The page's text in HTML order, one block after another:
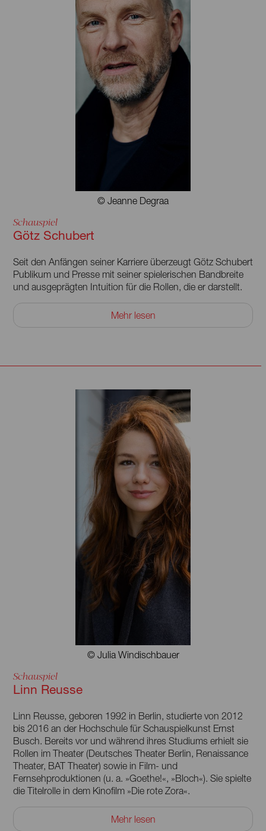
© Jeanne Degraa
Schauspiel
Götz Schubert
Seit den Anfängen seiner Karriere überzeugt Götz Schubert
Publikum und Presse mit seiner spielerischen Bandbreite
und ausgeprägten Intuition für die Rollen, die er darstellt.
Immer findet er mit einem tiefen Gespür für die Eigenarten
der Charaktere seinen eigenen Zugang, um das
Regisseure am Theater wie Alexander Lang, Amélie
Niermeyer, Herbert Fritsch, Jürgen Gosch, Karin Beier,
Peter Stein, Philipp Stölzl oder Thomas Langhoff früh
erkannt und den Schauspieler immer wieder in ihren
Inszenierungen besetzt.
Im Film überzeugte er das Publikum und die Presse in den
Zusammenarbeiten mit Ben Verbong, Christian
Schwochow, Edward Berger, Francis Meletzky, Isabell
Kleefeld, Matti Geschonneck, Robert Schwentke, Till
Franzen oder Lars Kraume. Mit Lars Kraume ist es über die
Jahre zu vielen preisgekrönten Filmen gekommen, wie
»Das schweigende Klassenzimmer«, »Der Staat gegen Fritz
Bauer« oder »Gott nach Ferdinand von Schirach«.
Er spielt an wichtigen deutschsprachigen Theatern,
darunter Berliner Ensemble, Deutsches Theater Berlin,
Maxim Gorki Theater, Residenztheater München,
Schauspielhaus Hamburg. Seit Anbeginn seiner Karriere ist
Schubert in zahlreichen Kino- und Fernsehproduktionen zu
sehen, darunter in »Der Turm«, »Meine Tochter Anne
Frank«, »Tage, die bleiben« und »Unsere Mütter, unsere
Väter« sowie in seriellen Publikumserfolgen wie »Die
Er wurde von Theater heute zum Schauspieler des Jahres
gewählt, mehrfach mit dem Deutschen Fernsehpreis und
Bambi für seine schauspielerische Leistung ausgezeichnet.
Götz Schubert ist Botschafter der Deutschen Palliativ- und
Hospizstiftung. Der Schauspieler lebt in der Nähe von
Berlin.
Mehr lesen
© Julia Windischbauer
Schauspiel
Linn Reusse
Linn Reusse, geboren 1992 in Berlin, studierte von 2012
bis 2016 an der Hochschule für Schauspielkunst Ernst
Busch. Bereits vor und während ihres Studiums erhielt sie
Rollen im Theater (Deutsches Theater Berlin, Renaissance
Theater, BAT Theater) sowie in Film- und
Fernsehproduktionen (u. a. »Goethe!«, »Bloch«). Sie spielte
die Titelrolle in dem Kinofilm »Die rote Zora«.
Seit der Spielzeit 2016/17 ist Linn Reusse
Ensemblemitglied am Deutschen Theater Berlin. Dort
Mehr lesen